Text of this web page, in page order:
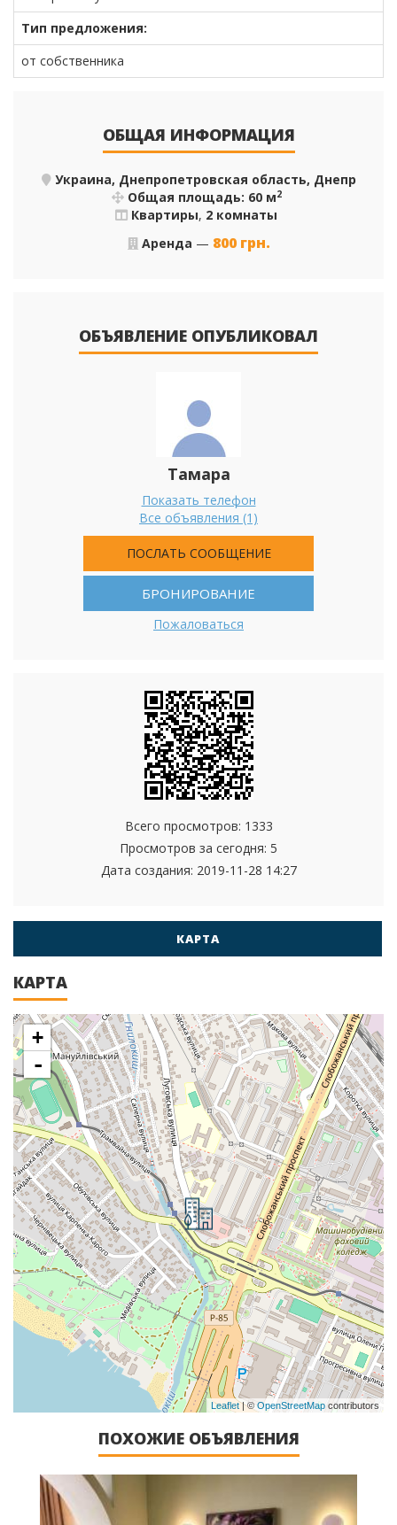
Тип предложения:
от собственника
ОБЩАЯ ИНФОРМАЦИЯ
Украина, Днепропетровская область, Днепр
Общая площадь: 60 м2
Квартиры, 2 комнаты
Аренда — 800 грн.
ОБЪЯВЛЕНИЕ ОПУБЛИКОВАЛ
Тамара
Показать телефон
Все объявления (1)
ПОСЛАТЬ СООБЩЕНИЕ
БРОНИРОВАНИЕ
Пожаловаться
Всего просмотров: 1333
Просмотров за сегодня: 5
Дата создания: 2019-11-28 14:27
КАРТА
КАРТА
+
-
Leaflet| © OpenStreetMap contributors
ПОХОЖИЕ ОБЪЯВЛЕНИЯ